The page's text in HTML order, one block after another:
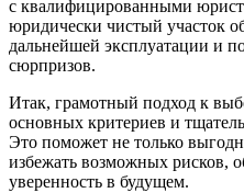
с квалифицированными
юридически чистый участок
дальнейшей эксплуатации и
сюрпризов.
Итак, грамотный подход к
основных критериев и
Это поможет не только
избежать возможных рисков,
уверенность в будущем.